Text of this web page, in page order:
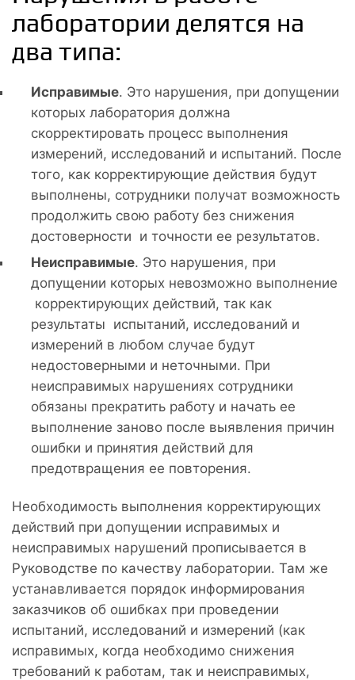
лаборатории делятся на
два типа:
Исправимые. Это нарушения, при допущении
которых лаборатория должна
скорректировать процесс выполнения
измерений, исследований и испытаний. После
того, как корректирующие действия будут
выполнены, сотрудники получат возможность
продолжить свою работу без снижения
достоверности и точности ее результатов.
Неисправимые. Это нарушения, при
допущении которых невозможно выполнение
корректирующих действий, так как
результаты испытаний, исследований и
измерений в любом случае будут
недостоверными и неточными. При
неисправимых нарушениях сотрудники
обязаны прекратить работу и начать ее
выполнение заново после выявления причин
ошибки и принятия действий для
предотвращения ее повторения.
Необходимость выполнения корректирующих
действий при допущении исправимых и
неисправимых нарушений прописывается в
Руководстве по качеству лаборатории. Там же
устанавливается порядок информирования
заказчиков об ошибках при проведении
испытаний, исследований и измерений (как
исправимых, когда необходимо снижения
требований к работам, так и неисправимых,